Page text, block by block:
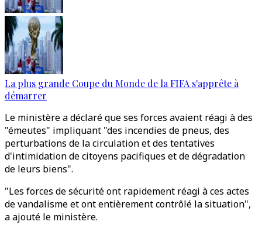
La plus grande Coupe du Monde de la FIFA s'apprête à
démarrer
Le ministère a déclaré que ses forces avaient réagi à des
"émeutes" impliquant "des incendies de pneus, des
perturbations de la circulation et des tentatives
d'intimidation de citoyens pacifiques et de dégradation
de leurs biens".
"Les forces de sécurité ont rapidement réagi à ces actes
de vandalisme et ont entièrement contrôlé la situation",
a ajouté le ministère.